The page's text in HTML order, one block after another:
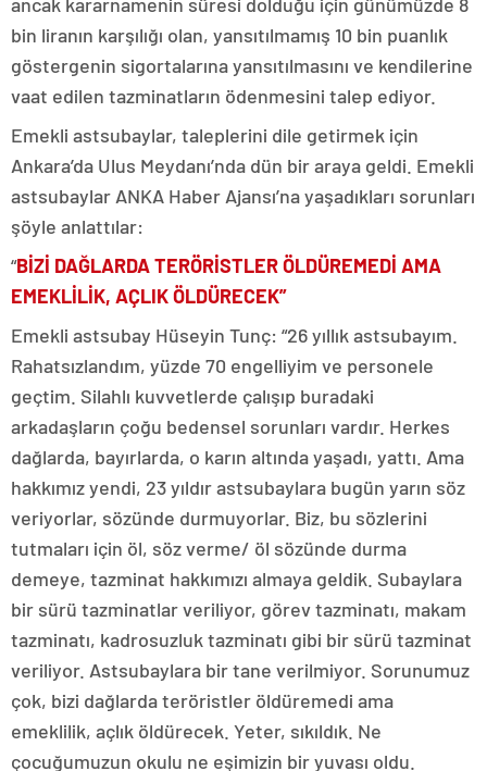
bin liranın karşılığı olan, yansıtılmamış 10 bin puanlık
göstergenin sigortalarına yansıtılmasını ve kendilerine
vaat edilen tazminatların ödenmesini talep ediyor.
Emekli astsubaylar, taleplerini dile getirmek için
Ankara’da Ulus Meydanı’nda dün bir araya geldi. Emekli
astsubaylar ANKA Haber Ajansı’na yaşadıkları sorunları
şöyle anlattılar:
“BİZİ DAĞLARDA TERÖRİSTLER ÖLDÜREMEDİ AMA
EMEKLİLİK, AÇLIK ÖLDÜRECEK”
Emekli astsubay Hüseyin Tunç: “26 yıllık astsubayım.
Rahatsızlandım, yüzde 70 engelliyim ve personele
geçtim. Silahlı kuvvetlerde çalışıp buradaki
arkadaşların çoğu bedensel sorunları vardır. Herkes
dağlarda, bayırlarda, o karın altında yaşadı, yattı. Ama
hakkımız yendi, 23 yıldır astsubaylara bugün yarın söz
veriyorlar, sözünde durmuyorlar. Biz, bu sözlerini
tutmaları için öl, söz verme/ öl sözünde durma
demeye, tazminat hakkımızı almaya geldik. Subaylara
bir sürü tazminatlar veriliyor, görev tazminatı, makam
tazminatı, kadrosuzluk tazminatı gibi bir sürü tazminat
veriliyor. Astsubaylara bir tane verilmiyor. Sorunumuz
çok, bizi dağlarda teröristler öldüremedi ama
emeklilik, açlık öldürecek. Yeter, sıkıldık. Ne
çocuğumuzun okulu ne eşimizin bir yuvası oldu.